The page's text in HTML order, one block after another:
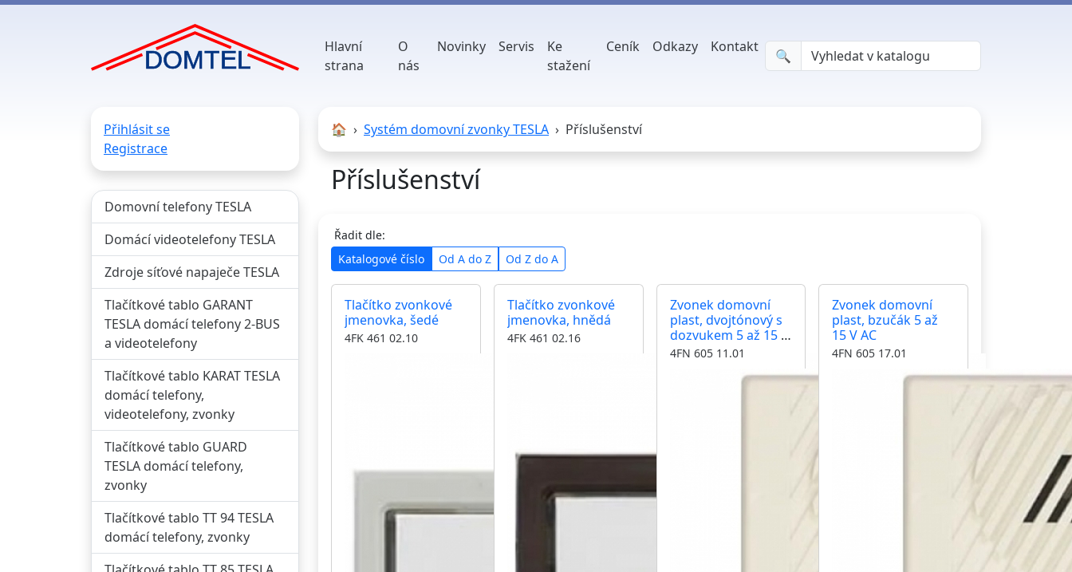
Hlavní
strana
O
nás
Novinky Servis
Ke
stažení
Ceník Odkazy Kontakt
🔍︎
Přihlásit se
Registrace
Domovní telefony TESLA
Domácí videotelefony TESLA
Zdroje síťové napaječe TESLA
Tlačítkové tablo GARANT
TESLA domácí telefony 2-BUS
a videotelefony
Tlačítkové tablo KARAT TESLA
domácí telefony,
videotelefony, zvonky
Tlačítkové tablo GUARD
TESLA domácí telefony,
zvonky
Tlačítkové tablo TT 94 TESLA
domácí telefony, zvonky
🏠︎ Systém domovní zvonky TESLA Příslušenství
Příslušenství
Řadit dle:
Katalogové číslo
Od A do Z Od Z do A
Tlačítko zvonkové
jmenovka, šedé
4FK 461 02.10
Tlačítko zvonkové
jmenovka, hnědá
4FK 461 02.16
Zvonek domovní
plast, dvojtónový s
dozvukem 5 až 15 V
AC
4FN 605 11.01
Zvonek domovní
plast, bzučák 5 až
15 V AC
4FN 605 17.01